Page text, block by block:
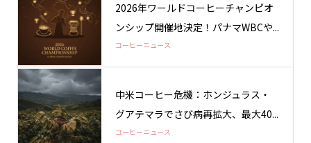
2026年ワールドコーヒーチャンピオ
ンシップ開催地決定！パナマWBCや...
コーヒーニュース
中米コーヒー危機：ホンジュラス・
グアテマラでさび病再拡大、最大40...
コーヒーニュース